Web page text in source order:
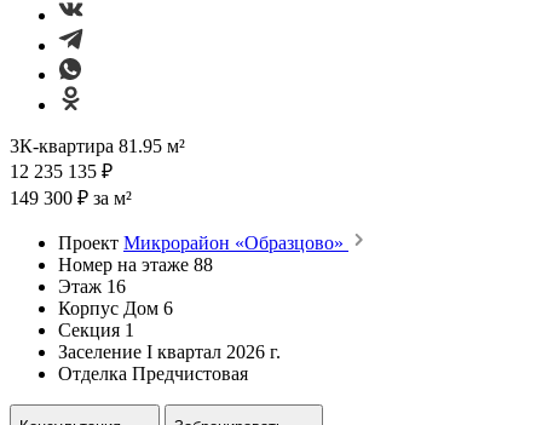
3К-квартира 81.95 м²
12 235 135 ₽
149 300 ₽ за м²
Проект Микрорайон «Образцово»
Номер на этаже 88
Этаж 16
Корпус Дом 6
Секция 1
Заселение I квартал 2026 г.
Отделка Предчистовая